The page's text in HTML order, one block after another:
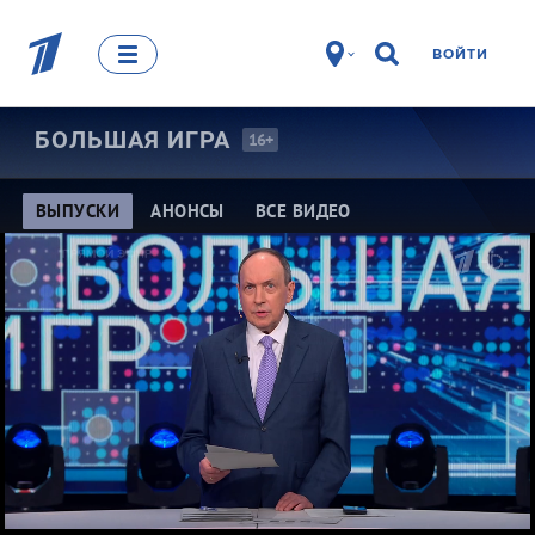
ВОЙТИ
БОЛЬШАЯ ИГРА 16+
ВЫПУСКИ АНОНСЫ ВСЕ ВИДЕО